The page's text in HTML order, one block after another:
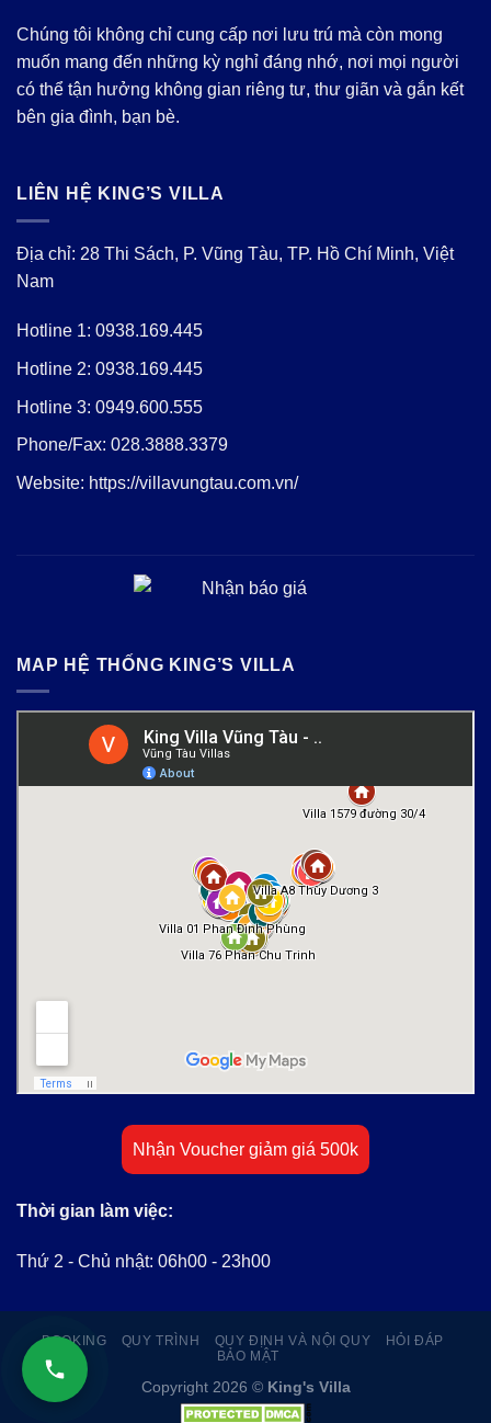
Chúng tôi không chỉ cung cấp nơi lưu trú mà còn mong
muốn mang đến những kỳ nghỉ đáng nhớ, nơi mọi người
có thể tận hưởng không gian riêng tư, thư giãn và gắn kết
bên gia đình, bạn bè.
LIÊN HỆ KING’S VILLA
Địa chỉ: 28 Thi Sách, P. Vũng Tàu, TP. Hồ Chí Minh, Việt
Nam
Hotline 1: 0938.169.445
Hotline 2: 0938.169.445
Hotline 3: 0949.600.555
Phone/Fax: 028.3888.3379
Website: https://villavungtau.com.vn/
MAP HỆ THỐNG KING’S VILLA
Nhận Voucher giảm giá 500k
Thời gian làm việc:
Thứ 2 - Chủ nhật: 06h00 - 23h00
BOOKING QUY TRÌNH QUY ĐỊNH VÀ NỘI QUY
HỎI ĐÁP
BẢO MẬT
Copyright 2026 © King's Villa